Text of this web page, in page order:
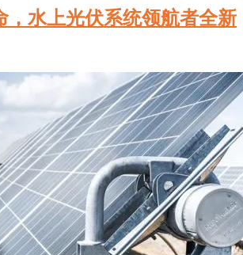
，水上光伏系统领航者全新